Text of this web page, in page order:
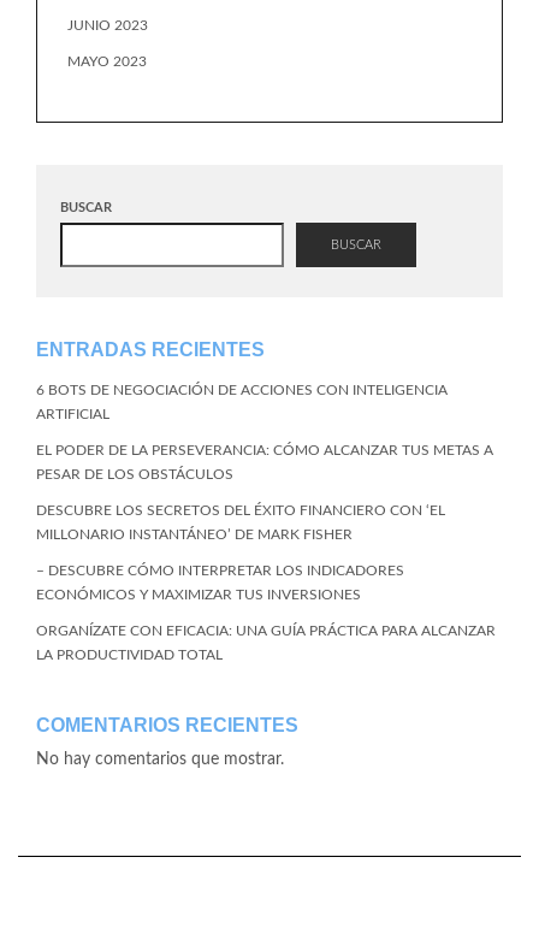
JUNIO 2023
MAYO 2023
BUSCAR
BUSCAR
ENTRADAS RECIENTES
6 BOTS DE NEGOCIACIÓN DE ACCIONES CON INTELIGENCIA
ARTIFICIAL
EL PODER DE LA PERSEVERANCIA: CÓMO ALCANZAR TUS METAS A
PESAR DE LOS OBSTÁCULOS
DESCUBRE LOS SECRETOS DEL ÉXITO FINANCIERO CON ‘EL
MILLONARIO INSTANTÁNEO’ DE MARK FISHER
– DESCUBRE CÓMO INTERPRETAR LOS INDICADORES
ECONÓMICOS Y MAXIMIZAR TUS INVERSIONES
ORGANÍZATE CON EFICACIA: UNA GUÍA PRÁCTICA PARA ALCANZAR
LA PRODUCTIVIDAD TOTAL
COMENTARIOS RECIENTES
No hay comentarios que mostrar.